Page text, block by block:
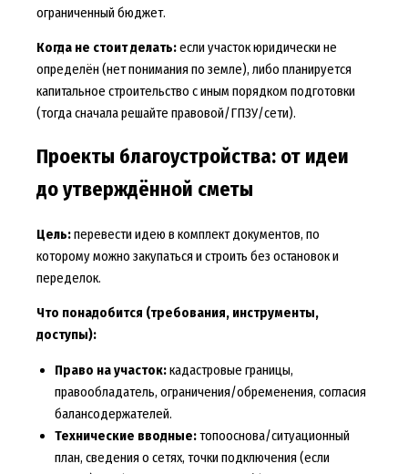
ограниченный бюджет.
Когда не стоит делать:если участок юридически не
определён (нет понимания по земле), либо планируется
капитальное строительство с иным порядком подготовки
(тогда сначала решайте правовой/ГПЗУ/сети).
Проекты благоустройства: от идеи
до утверждённой сметы
Цель:перевести идею в комплект документов, по
которому можно закупаться и строить без остановок и
переделок.
Что понадобится (требования, инструменты,
доступы):
Право на участок:кадастровые границы,
правообладатель, ограничения/обременения, согласия
балансодержателей.
Технические вводные:топооснова/ситуационный
план, сведения о сетях, точки подключения (если